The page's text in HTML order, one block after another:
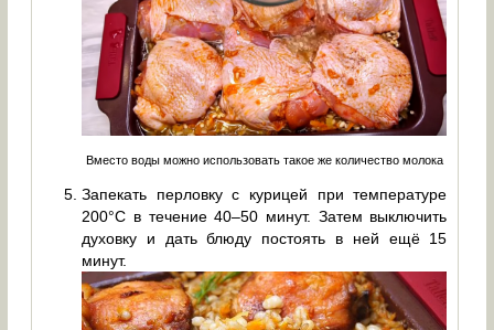
Вместо воды можно использовать такое же количество молока
Запекать перловку с курицей при температуре
200°С в течение 40–50 минут. Затем выключить
духовку и дать блюду постоять в ней ещё 15
минут.